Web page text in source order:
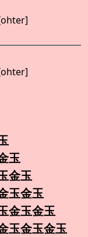
玉
金玉
玉金玉
玉金玉金玉